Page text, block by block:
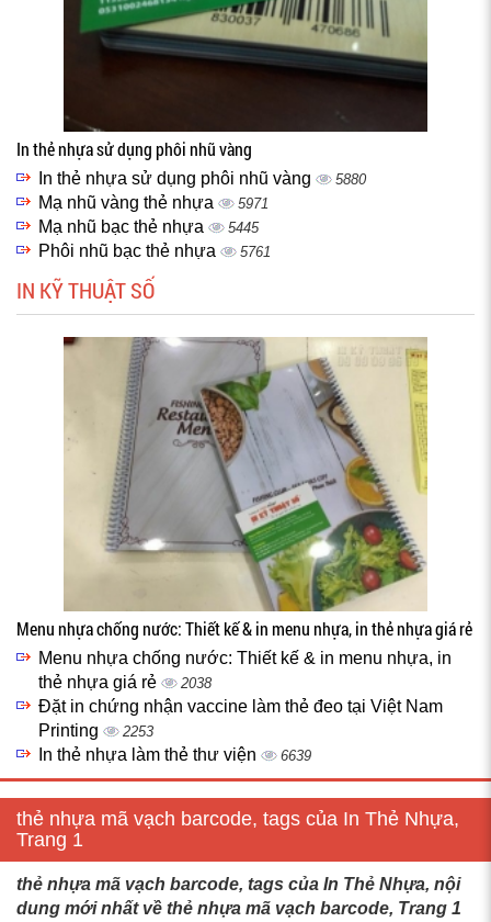
In thẻ nhựa sử dụng phôi nhũ vàng
In thẻ nhựa sử dụng phôi nhũ vàng 5880
Mạ nhũ vàng thẻ nhựa 5971
Mạ nhũ bạc thẻ nhựa 5445
Phôi nhũ bạc thẻ nhựa 5761
IN KỸ THUẬT SỐ
Menu nhựa chống nước: Thiết kế & in menu nhựa, in thẻ nhựa giá rẻ
Menu nhựa chống nước: Thiết kế & in menu nhựa, in
thẻ nhựa giá rẻ
2038
Đặt in chứng nhận vaccine làm thẻ đeo tại Việt Nam
Printing
2253
In thẻ nhựa làm thẻ thư viện 6639
thẻ nhựa mã vạch barcode, tags của In Thẻ Nhựa,
Trang 1
thẻ nhựa mã vạch barcode, tags của In Thẻ Nhựa, nội
dung mới nhất về thẻ nhựa mã vạch barcode, Trang 1